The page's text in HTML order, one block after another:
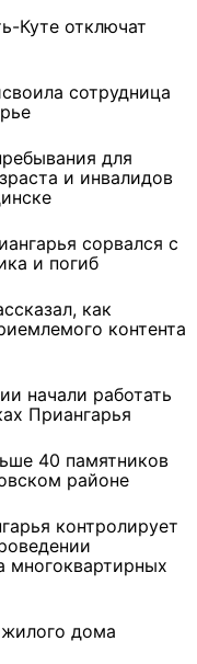
Куте отключат
сотрудница
для
и инвалидов
сорвался с
и погиб
как
контента
начали работать
Приангарья
40 памятников
районе
контролирует
многоквартирных
дома